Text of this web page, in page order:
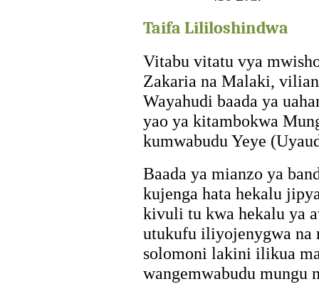
Taifa Lililoshindwa
Vitabu vitatu vya
Zakaria na Malaki,
Wayahudi baada ya
yao ya kitambokwa
kumwabudu Yeye
Baada ya mianzo ya
kujenga hata hekalu
kivuli tu kwa hekalu ya
utukufu iliyojenygwa na
solomoni lakini ilikua
wangemwabudu mungu